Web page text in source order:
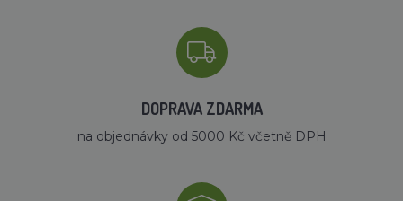
DOPRAVA ZDARMA
na objednávky od 5000 Kč včetně DPH